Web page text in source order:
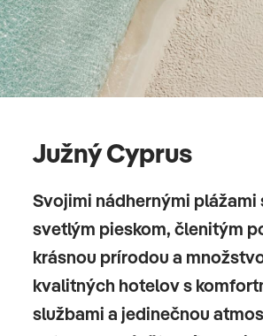
Južný Cyprus
Svojimi nádhernými plážami
svetlým pieskom, členitým
krásnou prírodou a
kvalitných hotelov s
službami a jedinečnou